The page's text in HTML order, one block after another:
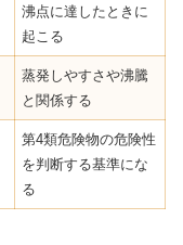
沸点に達したときに
起こる
蒸発しやすさや沸騰
と関係する
第4類危険物の危険性
を判断する基準にな
る